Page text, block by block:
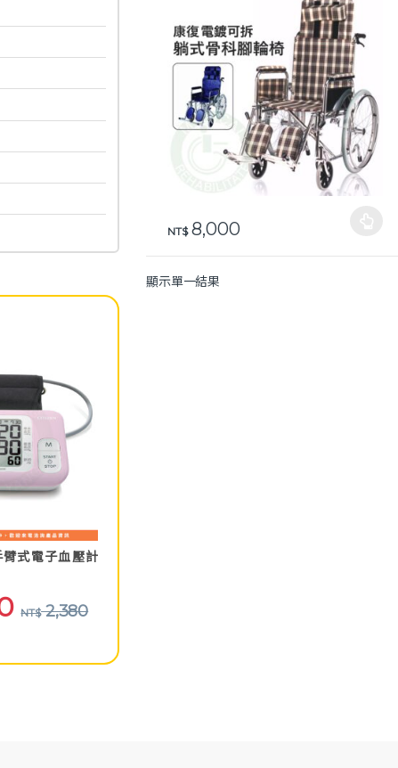
NT$8,000
此產品有多種款式。 可在產品頁面選擇選項
顯示單一結果
式電子血壓計
NT$2,380